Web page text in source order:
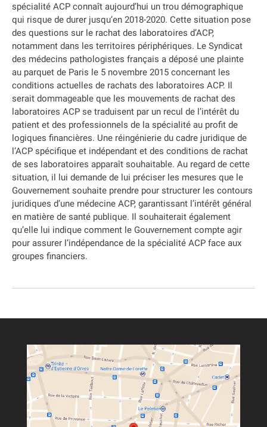
spécialité ACP connaît aujourd’hui un trou démographique
qui risque de durer jusqu’en 2018-2020. Cette situation pose
des questions sur le rachat des laboratoires d’ACP,
notamment dans les territoires périphériques. Le Syndicat
des médecins pathologistes français a déposé une plainte
au parquet de Paris le 5 novembre 2015 concernant les
conditions actuelles de rachats des laboratoires ACP. Il
serait dommageable que les mouvements de rachat des
laboratoires ACP se traduisent par un recul de l’intérêt du
patient et des professionnels de la spécialité au profit de
logiques financières. Une réingénierie du cadre juridique de
l’ACP spécifique et indépendant et des conditions de rachat
de ses laboratoires apparaît souhaitable. Au regard de cette
situation, il lui demande de lui préciser les mesures que le
Gouvernement souhaite prendre pour structurer les contours
juridiques d’une médecine ACP, garantissant l’intérêt général
en matière de santé publique. Il souhaiterait également
qu’elle lui indique comment le Gouvernement compte agir
pour assurer l’indépendance de la spécialité ACP face aux
groupes financiers.